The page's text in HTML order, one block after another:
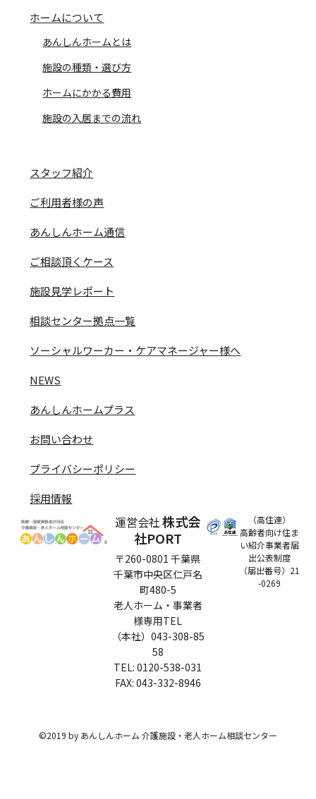
運営会社株式会
社PORT
〒260-0801 千葉県
千葉市中央区仁戸名
町480-5
老人ホーム・事業者
様専用TEL
（本社）043-308-85
58
TEL: 0120-538-031
​FAX: 043-332-8946
（高住連）
高齢者向け住ま
い紹介事業者届
出公表制度
（届出番号）21
-0269
ホームについて
あんしんホームとは
施設の種類・選び方
ホームにかかる費用
施設の入居までの流れ
スタッフ紹介
ご利用者様の声
あんしんホーム通信
ご相談頂くケース
施設見学レポート
相談センター拠点一覧
ソーシャルワーカー・ケアマネージャー様へ
NEWS
あんしんホームプラス
お問い合わせ
プライバシーポリシー
採用情報
©2019 by あんしんホーム 介護施設・老人ホーム相談センター